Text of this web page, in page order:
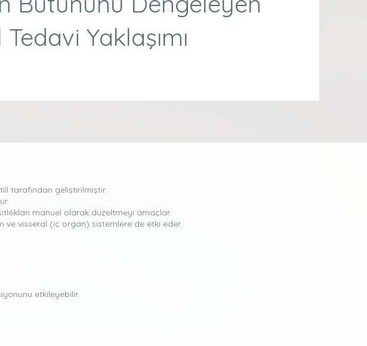
Yaklaşımı
tarafından geliştirilmiştir.
manuel olarak düzeltmeyi amaçlar.
ve visseral (iç organ) sistemlere de etki eder.
etkileyebilir.